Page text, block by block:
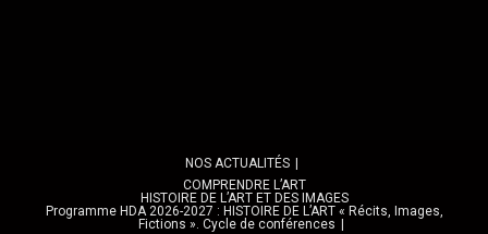
NOS ACTUALITÉS
COMPRENDRE L’ART
HISTOIRE DE L’ART ET DES IMAGES
Programme HDA 2026-2027 : HISTOIRE DE L’ART « Récits, Images,
Fictions ». Cycle de conférences